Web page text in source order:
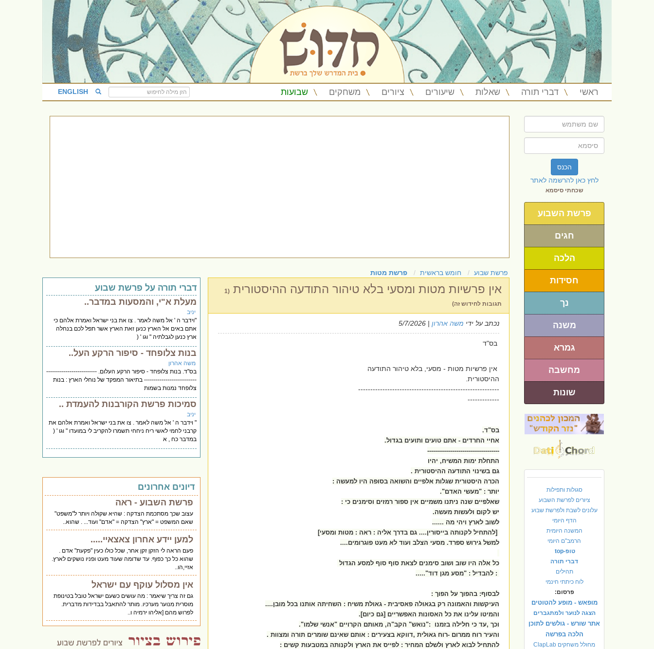
ראשי דברי תורה שאלות שיעורים ציורים משחקים שבועות ENGLISH
הכנס
לחץ כאן להרשמה לאתר
שכחתי סיסמא
פרשת השבוע
חגים
הלכה
חסידות
נך
משנה
גמרא
מחשבה
שונות
סגולות ותפילות
ציורים לפרשת השבוע
עלונים לשבת ולפרשת שבוע
הדף היומי
המשנה היומית
הרמב"ם היומי
טופ-top
דברי תורה
תהילים
לוח כיתתי חינמי
פרסום:
מופאש - מופע להטוטים
הצגה לנוער ולמתגברים
אתר שורש - גולשים לתוכן
הלכה בפרשה
מחולל משחקים ClapLab
פרשת שבוע חומש בראשית פרשת מטות
אין פרשיות מטות ומסעי בלא טיהור התודעה ההיסטורית
(1
תגובות לחידוש זה)
נכתב על ידי משה אהרון | 5/7/2026
בס"ד
אין פרשיות מטות - מסעי, בלא טיהור התודעה
ההיסטורית.
----------------------------------------------------------
-------------
בס"ד.
אחיי החרדים - אתם טועים ותועים בגדול.
-------------------------------------
התחלת ימות המשיח, יהיו
גם בשינוי התודעה ההיסטורית .
הכרה היסטורית שגלות אלפיים והשואה בסופה היו למעשה :
יותר : "מעשי האדם".
שאלפיים שנה ניתנו משמיים אין ספור רמזים וסימנים כי :
יש לקום ולעשות מעשה.
לשוב לארץ ויהי מה ......
[להתחיל לקנותה בייסורין.... גם בדרך אליה : ראה : מטות ומסעי]
למשל גירוש ספרד. מסעי הצלב ועוד לא מעט פוגרומים....
כל אלה היו שוב ושוב סימנים לצאת סוף סוף למסע הגדול
: להבדיל : "מסע מגן דוד".....
לבסוף: בהפוך על הפוך :
העיקשות והאמונה רק בגאולה פאסיבית - גאולת משיח : השחיתה אותנו בכל מובן....
והמיטו עלינו את כל האסונות האפשריים [גם כיום].
וכך ,עד כי חלילה בזמנו :"נואש" הקב"ה, מאותם הקרויים "אנשי שלמו".
והעיר רוח ממרום -רוח גאולית ,דווקא בצעירים : אותם שאינם שומרים תורה ומצוות .
להתחיל לבוא לארץ ולשלם המחיר : לפייס את הארץ ולקנותה במטבעות קשים :
דברי תורה על פרשת שבוע
מעלת א"י, והמסעות במדבר..
יניב
"וידבר ה ' אל משה לאמר . צו את בני ישראל ואמרת אלהם כי
אתם באים אל הארץ כנען זאת הארץ אשר תפל לכם בנחלה
ארץ כנען לגבלתיה " וגו ' (
בנות צלופחד - סיפור הרקע העל..
משה אהרון
בס"ד. בנות צלופחד - סיפור הרקע העלום. --------------------------
--------------------------- בתיאור המפקד של נוחלי הארץ : בנות
צלופחד נמנות בשמות
סמיכות פרשת הקורבנות להעמדת ..
יניב
" וידבר ה ' אל משה לאמר . צו את בני ישראל ואמרת אלהם את
קרבני לחמי לאשי ריח ניחחי תשמרו להקריב לי במועדו " וגו ' (
במדבר כח , א
דיונים אחרונים
פרשת השבוע - ראה
עצוב שכך מסתכמת הצדקה : שהיא שקולה ויותר ל"משפט"
שאם המשפט = "ארץ" הצדקה = "אדם" ועוד... . שהוא..
למען יידע אחרון צאצאיי.....
פעם הראה לי הזקן זקן אחר, שכל כולו כעין "פקעת" אדם .
שהוא כל כך כפוף. עד שדומה שעוד מעט ופניו נושקים לארץ.
אזיי,הו..
אין מסלול עוקף עם ישראל
גם זה צריך שיאמר : מה עושים כשעם ישראל טובל בטינופת
מוסרית מנוער מערכיו. מותר להתאבל בבדידות מדברית.
לפרוש מהם [אליהו ירמיה ו..